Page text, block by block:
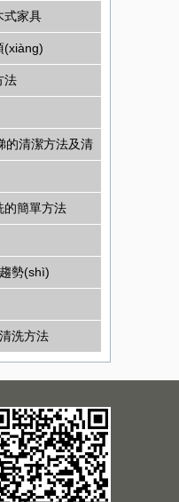
式家具
(xiàng)
法
的清潔方法及清
的簡單方法
勢(shì)
洗方法